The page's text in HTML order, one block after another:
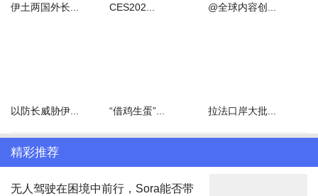
而3天后这次交手，U16国足吸取了教训。中国U16男足此役上半场
伊土两国外长... CES202... @全球内容创...
以防长威胁伊... “借鸡生蛋”... 拉法口岸大批...
精彩推荐
无人驾驶在困境中前行，Sora能否带